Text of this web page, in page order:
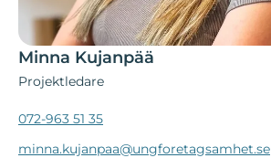
Minna Kujanpää
Projektledare
072-963 51 35
minna.kujanpaa@ungforetagsamhet.se